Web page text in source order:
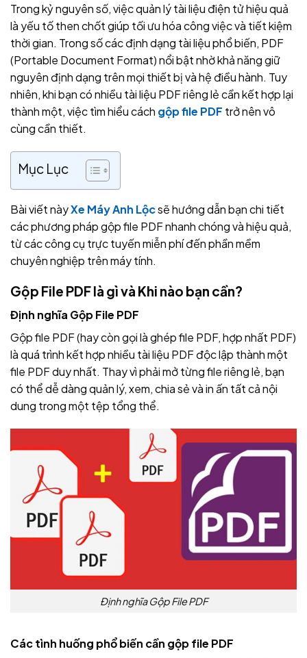
Trong kỷ nguyên số, việc quản lý tài liệu điện tử hiệu quả
là yếu tố then chốt giúp tối ưu hóa công việc và tiết kiệm
thời gian. Trong số các định dạng tài liệu phổ biến, PDF
(Portable Document Format) nổi bật nhờ khả năng giữ
nguyên định dạng trên mọi thiết bị và hệ điều hành. Tuy
nhiên, khi bạn có nhiều tài liệu PDF riêng lẻ cần kết hợp lại
thành một, việc tìm hiểu cách gộp file PDF trở nên vô
cùng cần thiết.
Mục Lục
Bài viết nàyXe Máy Anh Lộcsẽ hướng dẫn bạn chi tiết
các phương pháp gộp file PDF nhanh chóng và hiệu quả,
từ các công cụ trực tuyến miễn phí đến phần mềm
chuyên nghiệp trên máy tính.
Gộp File PDF là gì và Khi nào bạn cần?
Định nghĩa Gộp File PDF
Gộp file PDF (hay còn gọi là ghép file PDF, hợp nhất PDF)
là quá trình kết hợp nhiều tài liệu PDF độc lập thành một
file PDF duy nhất. Thay vì phải mở từng file riêng lẻ, bạn
có thể dễ dàng quản lý, xem, chia sẻ và in ấn tất cả nội
dung trong một tệp tổng thể.
Định nghĩa Gộp File PDF
Các tình huống phổ biến cần gộp file PDF